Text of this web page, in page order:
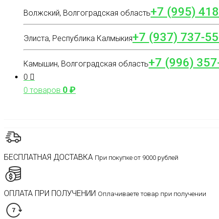
Волжский, Волгоградская область+7 (995)
Элиста, Республика Калмыкия+7 (937) 737-
Камышин, Волгоградская область+7 (996)
0
0 товаров 0₽
БЕСПЛАТНАЯ ДОСТАВКА При покупке от 9000 рублей
ОПЛАТА ПРИ ПОЛУЧЕНИИ Оплачиваете товар при получении